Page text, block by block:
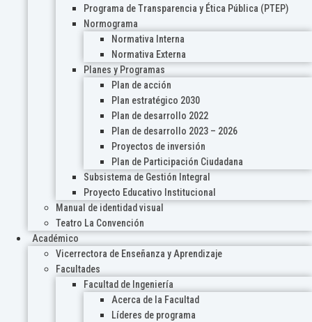
Programa de Transparencia y Ética Pública (PTEP)
Normograma
Normativa Interna
Normativa Externa
Planes y Programas
Plan de acción
Plan estratégico 2030
Plan de desarrollo 2022
Plan de desarrollo 2023 – 2026
Proyectos de inversión
Plan de Participación Ciudadana
Subsistema de Gestión Integral
Proyecto Educativo Institucional
Manual de identidad visual
Teatro La Convención
Académico
Vicerrectora de Enseñanza y Aprendizaje
Facultades
Facultad de Ingeniería
Acerca de la Facultad
Líderes de programa